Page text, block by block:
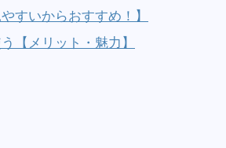
すいからおすすめ！】
【メリット・魅力】